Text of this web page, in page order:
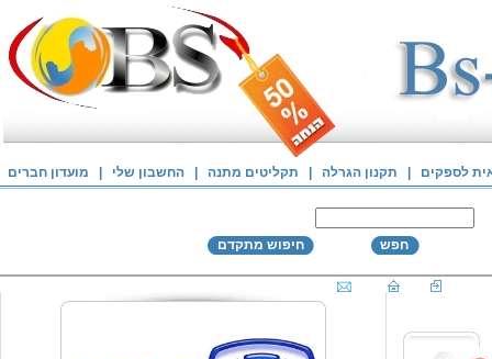
לספקים תקנון הגרלה תקליטים מתנה החשבון שלי מועדון חברים
חפש חיפוש מתקדם